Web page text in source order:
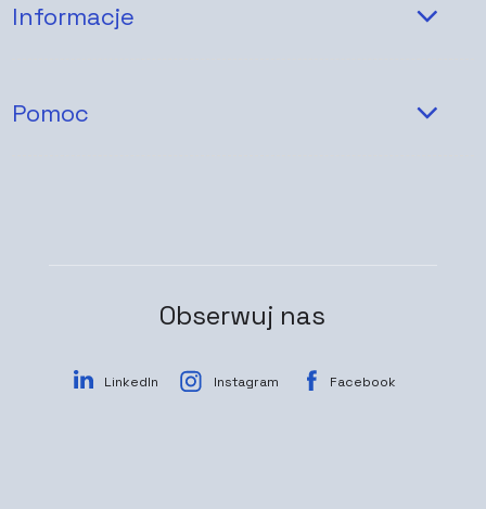
Informacje
Pomoc
Obserwuj nas
LinkedIn Instagram Facebook